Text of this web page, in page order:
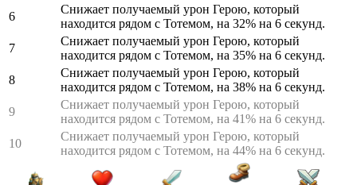
6
Снижает получаемый урон Герою, который
находится рядом с Тотемом, на 32% на 6 секунд.
7
Снижает получаемый урон Герою, который
находится рядом с Тотемом, на 35% на 6 секунд.
8
Снижает получаемый урон Герою, который
находится рядом с Тотемом, на 38% на 6 секунд.
9
Снижает получаемый урон Герою, который
находится рядом с Тотемом, на 41% на 6 секунд.
10
Снижает получаемый урон Герою, который
находится рядом с Тотемом, на 44% на 6 секунд.